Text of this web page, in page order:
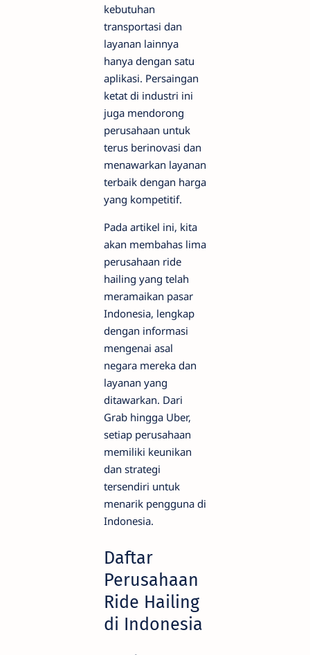
kebutuhan
transportasi dan
layanan lainnya
hanya dengan satu
aplikasi. Persaingan
ketat di industri ini
juga mendorong
perusahaan untuk
terus berinovasi dan
menawarkan layanan
terbaik dengan harga
yang kompetitif.
Pada artikel ini, kita
akan membahas lima
perusahaan ride
hailing yang telah
meramaikan pasar
Indonesia, lengkap
dengan informasi
mengenai asal
negara mereka dan
layanan yang
ditawarkan. Dari
Grab hingga Uber,
setiap perusahaan
memiliki keunikan
dan strategi
tersendiri untuk
menarik pengguna di
Indonesia.
Daftar
Perusahaan
Ride Hailing
di Indonesia